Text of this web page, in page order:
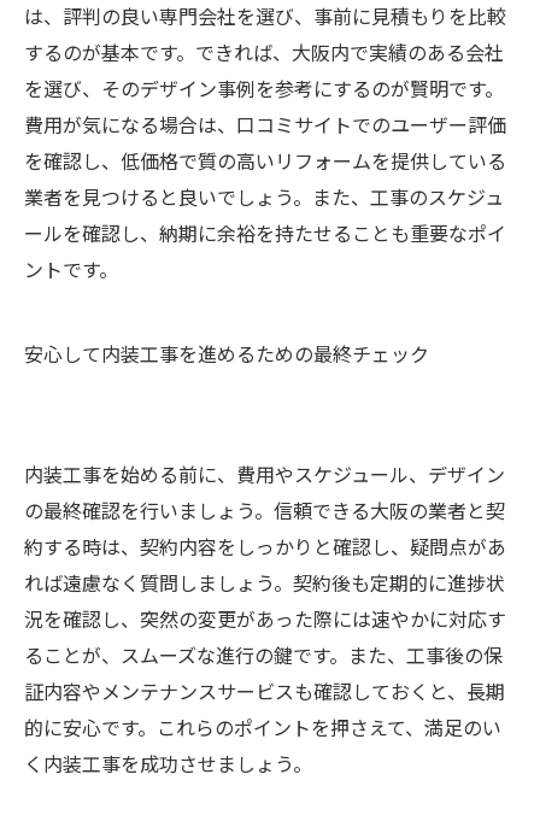
は、評判の良い専門会社を選び、事前に見積もりを比較
するのが基本です。できれば、大阪内で実績のある会社
を選び、そのデザイン事例を参考にするのが賢明です。
費用が気になる場合は、口コミサイトでのユーザー評価
を確認し、低価格で質の高いリフォームを提供している
業者を見つけると良いでしょう。また、工事のスケジュ
ールを確認し、納期に余裕を持たせることも重要なポイ
ントです。
安心して内装工事を進めるための最終チェック
内装工事を始める前に、費用やスケジュール、デザイン
の最終確認を行いましょう。信頼できる大阪の業者と契
約する時は、契約内容をしっかりと確認し、疑問点があ
れば遠慮なく質問しましょう。契約後も定期的に進捗状
況を確認し、突然の変更があった際には速やかに対応す
ることが、スムーズな進行の鍵です。また、工事後の保
証内容やメンテナンスサービスも確認しておくと、長期
的に安心です。これらのポイントを押さえて、満足のい
く内装工事を成功させましょう。